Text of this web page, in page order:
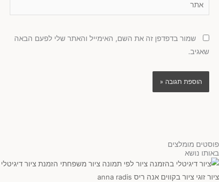
שמור בדפדפן זה את השם, האימייל והאתר שלי לפעם הבאה
שאגיב.
פוסטים מומלצים
באותו נושא